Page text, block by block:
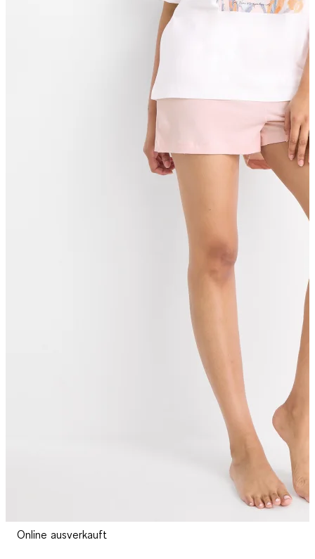
Online ausverkauft